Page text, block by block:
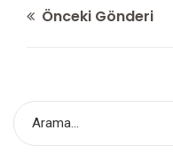
Önceki Gönderi